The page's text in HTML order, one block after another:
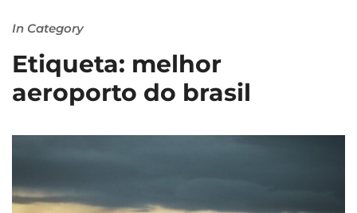
In Category
Etiqueta: melhor
aeroporto do brasil